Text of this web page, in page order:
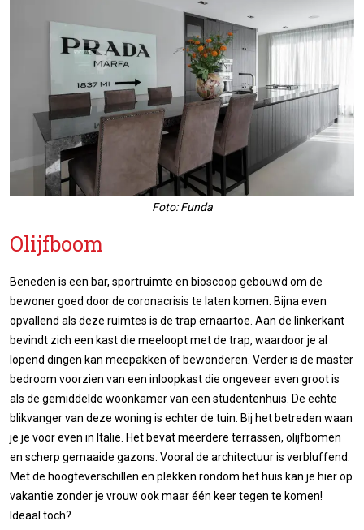
Foto: Funda
Olijfboom
Beneden is een bar, sportruimte en bioscoop gebouwd om de
bewoner goed door de coronacrisis te laten komen. Bijna even
opvallend als deze ruimtes is de trap ernaartoe. Aan de linkerkant
bevindt zich een kast die meeloopt met de trap, waardoor je al
lopend dingen kan meepakken of bewonderen. Verder is de master
bedroom voorzien van een inloopkast die ongeveer even groot is
als de gemiddelde woonkamer van een studentenhuis. De echte
blikvanger van deze woning is echter de tuin. Bij het betreden waan
je je voor even in Italië. Het bevat meerdere terrassen, olijfbomen
en scherp gemaaide gazons. Vooral de architectuur is verbluffend.
Met de hoogteverschillen en plekken rondom het huis kan je hier op
vakantie zonder je vrouw ook maar één keer tegen te komen!
Ideaal toch?